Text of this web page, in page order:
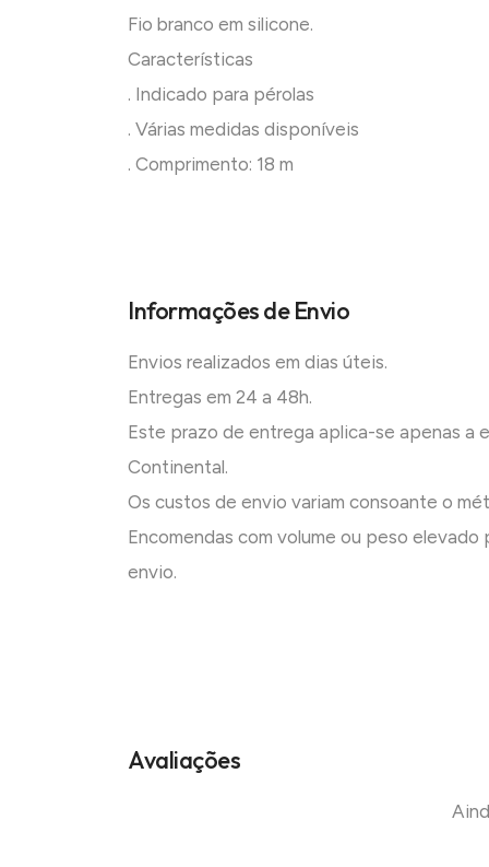
Fio branco em silicone.
Características
. Indicado para pérolas
. Várias medidas disponíveis
. Comprimento: 18 m
Informações de Envio
Envios realizados em dias úteis.
Entregas em 24 a 48h.
Este prazo de entrega aplica-se apenas a
Continental.
Os custos de envio variam consoante o
Encomendas com volume ou peso
envio.
Avaliações